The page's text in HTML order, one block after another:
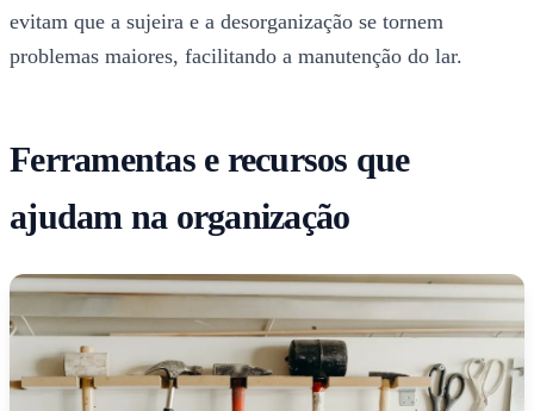
evitam que a sujeira e a desorganização se tornem
problemas maiores, facilitando a manutenção do lar.
Ferramentas e recursos que
ajudam na organização